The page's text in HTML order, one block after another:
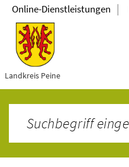
Landkreis Peine
Online-Dienstleistungen |